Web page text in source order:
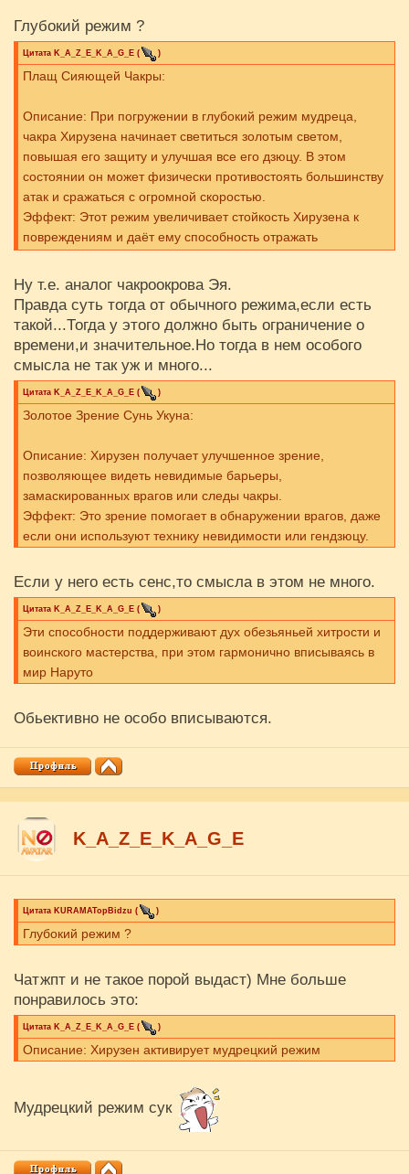
Глубокий режим ?
Цитата K_A_Z_E_K_A_G_E ( )
Плащ Сияющей Чакры:
Описание: При погружении в глубокий режим мудреца,
чакра Хирузена начинает светиться золотым светом,
повышая его защиту и улучшая все его дзюцу. В этом
состоянии он может физически противостоять большинству
атак и сражаться с огромной скоростью.
Эффект: Этот режим увеличивает стойкость Хирузена к
повреждениям и даёт ему способность отражать
Ну т.е. аналог чакроокрова Эя.
Правда суть тогда от обычного режима,если есть
такой...Тогда у этого должно быть ограничение о
времени,и значительное.Но тогда в нем особого
смысла не так уж и много...
Цитата K_A_Z_E_K_A_G_E ( )
Золотое Зрение Сунь Укуна:
Описание: Хирузен получает улучшенное зрение,
позволяющее видеть невидимые барьеры,
замаскированных врагов или следы чакры.
Эффект: Это зрение помогает в обнаружении врагов, даже
если они используют технику невидимости или гендзюцу.
Если у него есть сенс,то смысла в этом не много.
Цитата K_A_Z_E_K_A_G_E ( )
Эти способности поддерживают дух обезьяньей хитрости и
воинского мастерства, при этом гармонично вписываясь в
мир Наруто
Обьективно не особо вписываются.
K_A_Z_E_K_A_G_E
Цитата KURAMATopBidzu ( )
Глубокий режим ?
Чатжпт и не такое порой выдаст) Мне больше
понравилось это:
Цитата K_A_Z_E_K_A_G_E ( )
Описание: Хирузен активирует мудрецкий режим
Мудрецкий режим сук